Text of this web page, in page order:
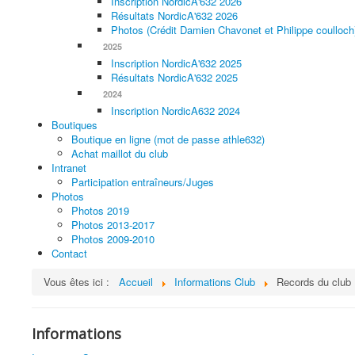
Résultats NordicA'632 2026
Photos (Crédit Damien Chavonet et Philippe
2025
Inscription NordicA'632 2025
Résultats NordicA'632 2025
2024
Inscription NordicA632 2024
Boutiques
Boutique en ligne (mot de passe athle632)
Achat maillot du club
Intranet
Participation entraîneurs/Juges
Photos
Photos 2019
Photos 2013-2017
Photos 2009-2010
Contact
Vous êtes ici :
Accueil Informations Club Records du club
Informations